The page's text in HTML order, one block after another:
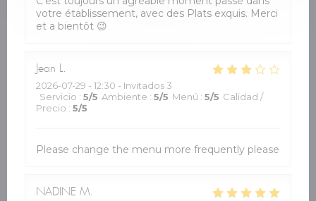
votre établissement, avec des Plats exquis. Merci
et a bientôt 😉
Jean L
2026-07-29 - 12:30 - Invitados 3
Servicio : 5/5 Ambiente : 5/5 Menú : 5/5 Calidad /
Precio : 5/5
Please change the menu more frequently please
NADINE M